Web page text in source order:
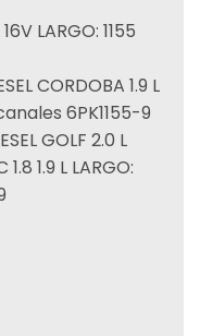
LARGO: 1155
CORDOBA 1.9 L
6PK1155-9
GOLF 2.0 L
1.8 1.9 L LARGO: